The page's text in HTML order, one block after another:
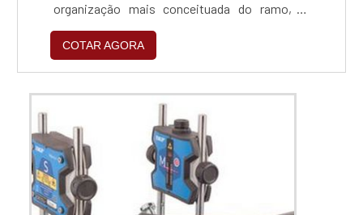
organização mais conceituada do ramo, o
cliente contará com serviços de excelência e o
suporte de especialistas para sanar eventuais
dúvidas.ZINCAGEM PREÇO JUSTO E
ACESSÍVELQuem procura por zincagem preço
acessível em uma empresa que preza pela
segurança, encontra na internet a SN indús...
COTAR AGORA